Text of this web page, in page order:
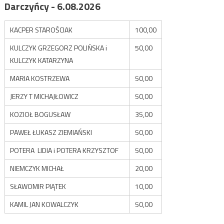
Darczyńcy - 6.08.2026
KACPER STAROŚCIAK
100,00
KULCZYK GRZEGORZ POLIŃSKA i
KULCZYK KATARZYNA
50,00
MARIA KOSTRZEWA
50,00
JERZY T MICHAJŁOWICZ
50,00
KOZIOŁ BOGUSŁAW
35,00
PAWEŁ ŁUKASZ ZIEMIAŃSKI
50,00
POTERA LIDIA i POTERA KRZYSZTOF
50,00
NIEMCZYK MICHAŁ
20,00
SŁAWOMIR PIĄTEK
10,00
KAMIL JAN KOWALCZYK
50,00